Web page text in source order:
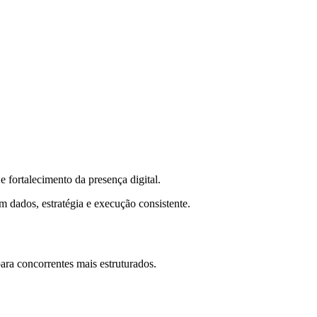
fortalecimento da presença digital.
dados, estratégia e execução consistente.
concorrentes mais estruturados.